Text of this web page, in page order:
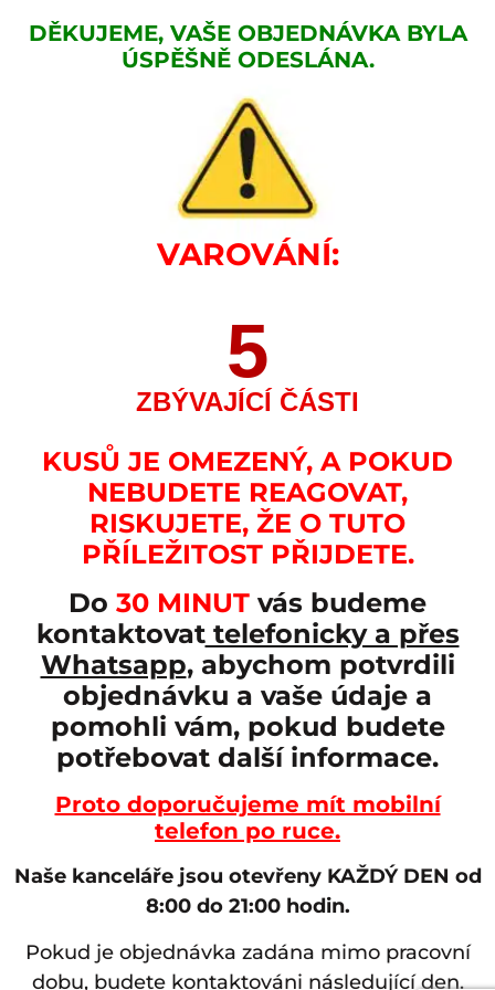
DĚKUJEME, VAŠE OBJEDNÁVKA BYLA
ÚSPĚŠNĚ ODESLÁNA.
VAROVÁNÍ:
ZBÝVAJÍCÍ ČÁSTI
5
KUSŮ JE OMEZENÝ, A POKUD
NEBUDETE REAGOVAT,
RISKUJETE, ŽE O TUTO
PŘÍLEŽITOST PŘIJDETE.
Do 30 MINUT vás budeme
kontaktovattelefonicky a přes
Whatsapp, abychom potvrdili
objednávku a vaše údaje a
pomohli vám, pokud budete
potřebovat další informace.
Proto doporučujeme mít mobilní
telefon po ruce.
Naše kanceláře jsou otevřeny KAŽDÝ DEN od
8:00 do 21:00 hodin.
Pokud je objednávka zadána mimo pracovní
dobu, budete kontaktováni následující den.